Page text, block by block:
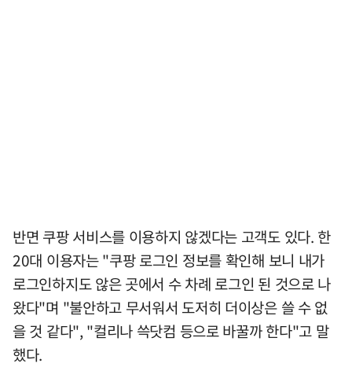
반면 쿠팡 서비스를 이용하지 않겠다는 고객도 있다. 한
20대 이용자는 "쿠팡 로그인 정보를 확인해 보니 내가
로그인하지도 않은 곳에서 수 차례 로그인 된 것으로 나
왔다"며 "불안하고 무서워서 도저히 더이상은 쓸 수 없
을 것 같다", "컬리나 쓱닷컴 등으로 바꿀까 한다"고 말
했다.